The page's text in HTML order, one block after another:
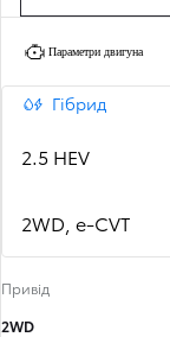
Параметри двигуна
Гібрид
2.5 HEV
2WD, e-CVT
Привід
2WD